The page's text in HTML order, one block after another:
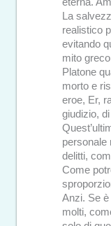
La
realistico
evitando
mito
Platone
morto e
eroe, Er,
giudizio,
personale
delitti,
Come
Anzi. Se
molti,